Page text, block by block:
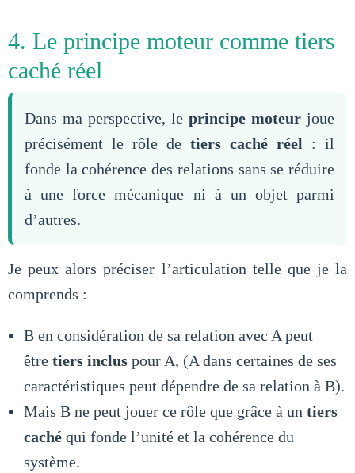
4. Le principe moteur comme tiers
caché réel
Dans ma perspective, le principe moteur joue
précisément le rôle de tiers caché réel : il
fonde la cohérence des relations sans se réduire
à une force mécanique ni à un objet parmi
d’autres.
Je peux alors préciser l’articulation telle que je la
comprends :
B en considération de sa relation avec A peut
être tiers inclus pour A, (A dans certaines de ses
caractéristiques peut dépendre de sa relation à B).
Mais B ne peut jouer ce rôle que grâce à un tiers
caché qui fonde l’unité et la cohérence du
système.